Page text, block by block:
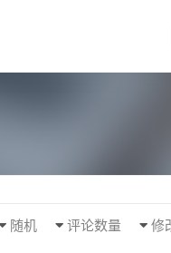
修
评论数量
随机